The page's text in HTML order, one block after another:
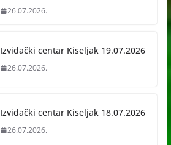
26.07.2026.
Izviđački centar Kiseljak 19.07.2026
26.07.2026.
Izviđački centar Kiseljak 18.07.2026
26.07.2026.